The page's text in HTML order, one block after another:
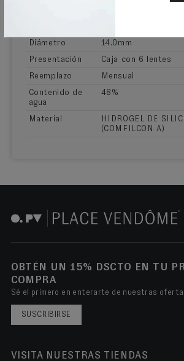
Diámetro
14.0mm
Presentación
Caja con 6 lentes
Reemplazo
Mensual
Contenido de
agua
48%
Material
HIDROGEL DE
(COMFILCON A)
OBTÉN UN 15% DSCTO EN TU
COMPRA
Sé el primero en enterarte de nuestras
SUSCRIBIRSE
VISITA NUESTRAS TIENDAS